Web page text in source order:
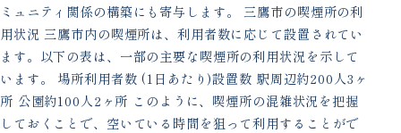
ミュニティ関係の構築にも寄与します。 三鷹市の喫煙所の利
用状況 三鷹市内の喫煙所は、利用者数に応じて設置されてい
ます。以下の表は、一部の主要な喫煙所の利用状況を示して
います。 場所利用者数 (1日あたり)設置数 駅周辺約200人3ヶ
所 公園約100人2ヶ所 このように、喫煙所の混雑状況を把握
しておくことで、空いている時間を狙って利用することがで